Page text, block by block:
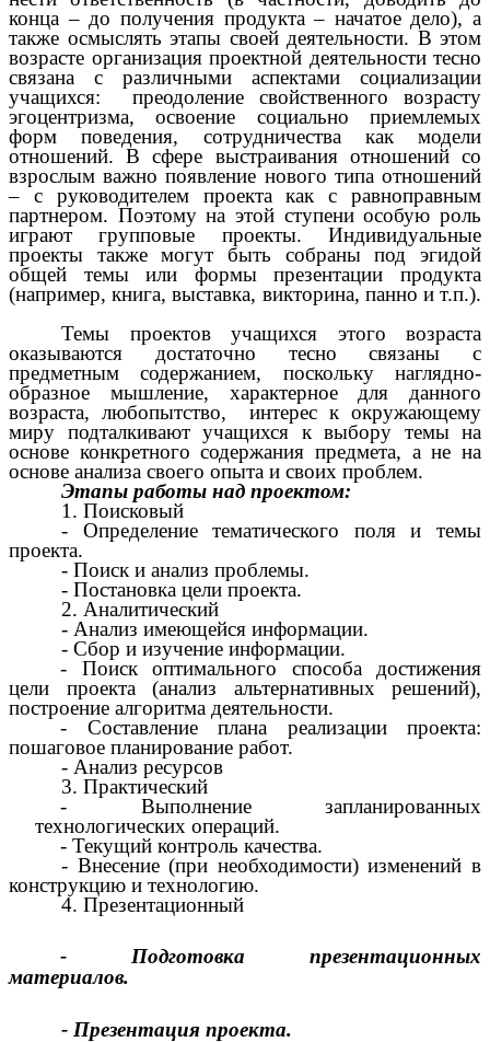
конца – до получения продукта – начатое дело), а
также осмыслять этапы своей деятельности. В этом
возрасте организация проектной деятельности тесно
связана с различными аспектами социализации
учащихся: преодоление свойственного возрасту
эгоцентризма, освоение социально приемлемых
форм поведения, сотрудничества как модели
отношений. В сфере выстраивания отношений со
взрослым важно появление нового типа отношений
– с руководителем проекта как с равноправным
партнером. Поэтому на этой ступени особую роль
играют групповые проекты. Индивидуальные
проекты также могут быть собраны под эгидой
общей темы или формы презентации продукта
(например, книга, выставка, викторина, панно и т.п.).
Темы проектов учащихся этого возраста
оказываются достаточно тесно связаны с
предметным содержанием, поскольку наглядно-
образное мышление, характерное для данного
возраста, любопытство, интерес к окружающему
миру подталкивают учащихся к выбору темы на
основе конкретного содержания предмета, а не на
основе анализа своего опыта и своих проблем.
Этапы работы над проектом:
1. Поисковый
- Определение тематического поля и темы
проекта.
- Поиск и анализ проблемы.
- Постановка цели проекта.
2. Аналитический
- Анализ имеющейся информации.
- Сбор и изучение информации.
- Поиск оптимального способа достижения
цели проекта (анализ альтернативных решений),
построение алгоритма деятельности.
- Составление плана реализации проекта:
пошаговое планирование работ.
- Анализ ресурсов
3. Практический
- Выполнение запланированных
технологических операций.
- Текущий контроль качества.
- Внесение (при необходимости) изменений в
конструкцию и технологию.
4. Презентационный
- Подготовка презентационных
материалов.
- Презентация проекта.